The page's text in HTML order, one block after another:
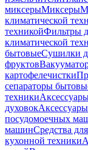
миксерыМиксеры
климатической
техникойФильтры
климатической
бытовыеСушилки
фруктов
картофелечистки
сепараторы
техники
духовок
посудомоечных
машинСредства
кухонной техники